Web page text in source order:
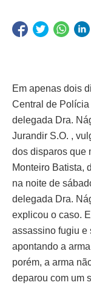
Em apenas dois
Central de
delegada Dra.
Jurandir S.O. ,
dos disparos que
Monteiro Batista,
na noite de
delegada Dra.
explicou o caso.
assassino fugiu e
apontando a
porém, a arma
deparou com um